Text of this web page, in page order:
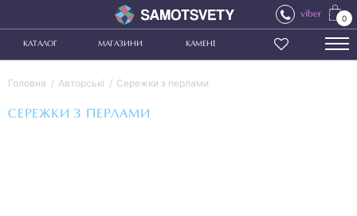
viber 0
КАТАЛОГ МАГАЗИНИ КАМЕНІ
Головна Авторські Сережки з перлами
СЕРЕЖКИ З ПЕРЛАМИ